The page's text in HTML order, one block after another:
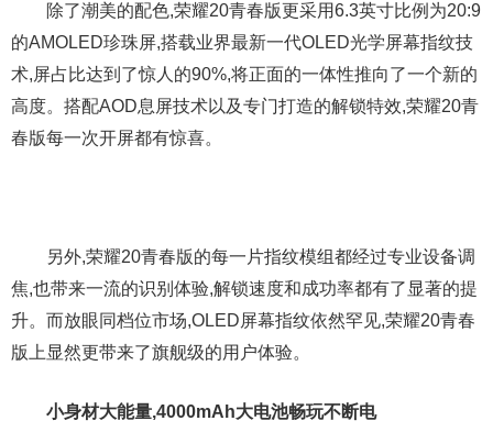
除了潮美的配色,荣耀20青春版更采用6.3英寸比例为20:9
的AMOLED珍珠屏,搭载业界最新一代OLED光学屏幕指纹技
术,屏占比达到了惊人的90%,将正面的一体性推向了一个新的
高度。搭配AOD息屏技术以及专门打造的解锁特效,荣耀20青
春版每一次开屏都有惊喜。
另外,荣耀20青春版的每一片指纹模组都经过专业设备调
焦,也带来一流的识别体验,解锁速度和成功率都有了显著的提
升。而放眼同档位市场,OLED屏幕指纹依然罕见,荣耀20青春
版上显然更带来了旗舰级的用户体验。
小身材大能量,4000mAh大电池畅玩不断电